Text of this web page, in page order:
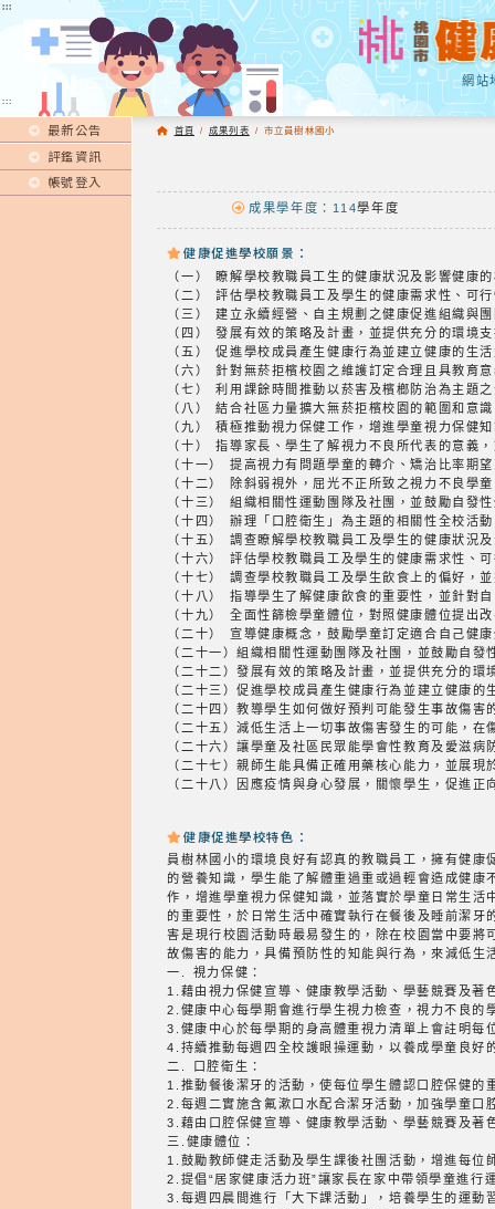
:::
網站
:::
最新公告
評鑑資訊
帳號登入
首頁 / 成果列表 / 市立員樹林國小
成果學年度：114學年度
健康促進學校願景：
（一） 瞭解學校教職員工生的健康狀況及影響健康
（二） 評估學校教職員工及學生的健康需求性、
（三） 建立永續經營、自主規劃之健康促進組織與
（四） 發展有效的策略及計畫，並提供充分的環境
（五） 促進學校成員產生健康行為並建立健康的
（六） 針對無菸拒檳校園之維護訂定合理且具教
（七） 利用課餘時間推動以菸害及檳榔防治為主題
（八） 結合社區力量擴大無菸拒檳校園的範圍和意
（九） 積極推動視力保健工作，增進學童視力保
（十） 指導家長、學生了解視力不良所代表的意
（十一） 提高視力有問題學童的轉介、矯治比率
（十二） 除斜弱視外，屈光不正所致之視力不
（十三） 組織相關性運動團隊及社團，並鼓勵自
（十四） 辦理「口腔衛生」為主題的相關性全校活
（十五） 調查瞭解學校教職員工及學生的健康狀
（十六） 評估學校教職員工及學生的健康需求
（十七） 調查學校教職員工及學生飲食上的偏好
（十八） 指導學生了解健康飲食的重要性，並
（十九） 全面性篩檢學童體位，對照健康體位
（二十） 宣導健康概念，鼓勵學童訂定適合自
（二十一）組織相關性運動團隊及社團，並鼓勵自發
（二十二）發展有效的策略及計畫，並提供充分的環
（二十三）促進學校成員產生健康行為並建立健康
（二十四）教導學生如何做好預判可能發生事故傷害
（二十五）減低生活上一切事故傷害發生的可能，
（二十六）讓學童及社區民眾能學會性教育及愛滋
（二十七）親師生能具備正確用藥核心能力，並展現
（二十八）因應疫情與身心發展，關懷學生，促進正
健康促進學校特色：
員樹林國小的環境良好有認真的教職員工，擁有健
的營養知識，學生能了解體重過重或過輕會造成健
作，增進學童視力保健知識，並落實於學童日常生
的重要性，於日常生活中確實執行在餐後及睡前潔
害是現行校園活動時最易發生的，除在校園當中要
故傷害的能力，具備預防性的知能與行為，來減低生
一. 視力保健：
1.藉由視力保健宣導、健康教學活動、學藝競賽及著
2.健康中心每學期會進行學生視力檢查，視力不良的
3.健康中心於每學期的身高體重視力清單上會註明每
4.持續推動每週四全校護眼操運動，以養成學童良好
二. 口腔衛生：
1.推動餐後潔牙的活動，使每位學生體認口腔保健
2.每週二實施含氟漱口水配合潔牙活動，加強學童口
3.藉由口腔保健宣導、健康教學活動、學藝競賽及著
三.健康體位：
1.鼓勵教師健走活動及學生課後社團活動，增進每位
2.提倡“居家健康活力班”讓家長在家中帶領學童進行
3.每週四晨間進行「大下課活動」，培養學生的運動
:::